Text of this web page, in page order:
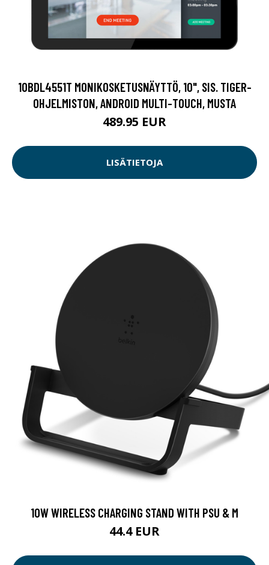
10BDL4551T MONIKOSKETUSNÄYTTÖ, 10", SIS. TIGER-
OHJELMISTON, ANDROID MULTI-TOUCH, MUSTA
489.95 EUR
LISÄTIETOJA
10W WIRELESS CHARGING STAND WITH PSU & M
44.4 EUR